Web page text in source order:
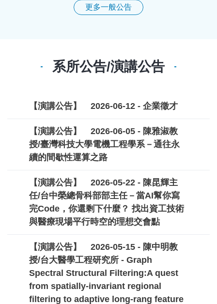
更多一般公告
系所公告/演講公告
【演講公告】 2026-06-12 - 企業徵才
【演講公告】
2026-06-05 - 陳雅淑教
授/臺灣科技大學電機工程學系－通往永
續的間歇性運算之路
【演講公告】
2026-05-22 - 陳昆輝主
任/台中榮總骨科部部主任－當AI幫你寫
完Code，你還剩下什麼？ 找出資工技術
與醫療現場平行時空的理想交會點
【演講公告】
2026-05-15 - 陳中明教
授/台大醫學工程研究所 - Graph
Spectral Structural Filtering:A quest
from spatially-invariant regional
filtering to adaptive long-rang feature